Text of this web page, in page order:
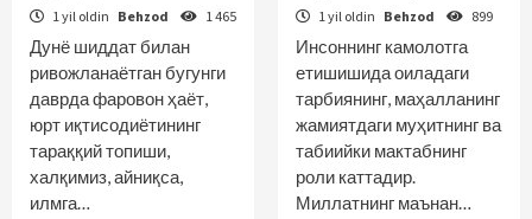
1 yil oldin Behzod 1 465
Дунё шиддат билан
ривожланаётган бугунги
даврда фаровон ҳаёт,
юрт иқтисодиётининг
тараққий топиши,
халқимиз, айниқса,
илмга…
1 yil oldin Behzod 899
Инсоннинг камолотга
етишишида оиладаги
тарбиянинг, маҳалланинг
жамиятдаги муҳитнинг ва
табиийки мактабнинг
роли каттадир.
Миллатнинг маънан…